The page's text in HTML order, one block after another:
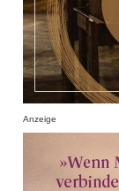
Anzeige